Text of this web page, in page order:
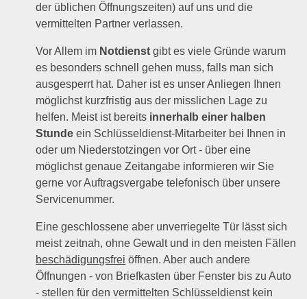
der üblichen Öffnungszeiten) auf uns und die
vermittelten Partner verlassen.
Vor Allem im Notdienst gibt es viele Gründe warum
es besonders schnell gehen muss, falls man sich
ausgesperrt hat. Daher ist es unser Anliegen Ihnen
möglichst kurzfristig aus der misslichen Lage zu
helfen. Meist ist bereits innerhalb einer halben
Stunde ein Schlüsseldienst-Mitarbeiter bei Ihnen in
oder um Niederstotzingen vor Ort - über eine
möglichst genaue Zeitangabe informieren wir Sie
gerne vor Auftragsvergabe telefonisch über unsere
Servicenummer.
Eine geschlossene aber unverriegelte Tür lässt sich
meist zeitnah, ohne Gewalt und in den meisten Fällen
beschädigungsfrei öffnen. Aber auch andere
Öffnungen - von Briefkasten über Fenster bis zu Auto
- stellen für den vermittelten Schlüsseldienst kein